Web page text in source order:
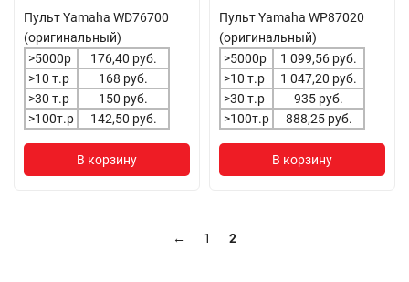
Пульт Yamaha WD76700
(оригинальный)
>5000р
176,40 руб.
>10 т.р
168 руб.
>30 т.р
150 руб.
>100т.р
142,50 руб.
В корзину
Пульт Yamaha WP87020
(оригинальный)
>5000р
1 099,56 руб.
>10 т.р
1 047,20 руб.
>30 т.р
935 руб.
>100т.р
888,25 руб.
В корзину
← 1 2